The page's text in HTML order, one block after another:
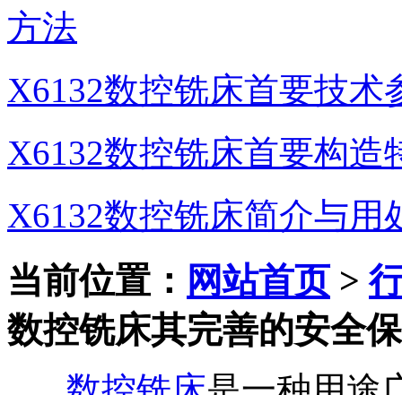
方法
X6132数控铣床首要技术
X6132数控铣床首要构造
X6132数控铣床简介与用
当前位置： 网站首页>
数控铣床其完善的安全